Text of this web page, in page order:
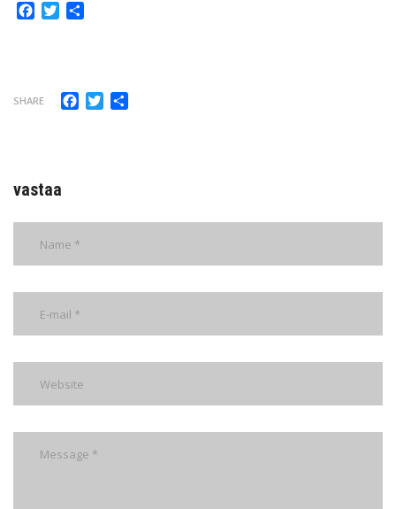
Facebook
Twitter
SHARE Facebook
Twitter
vastaa